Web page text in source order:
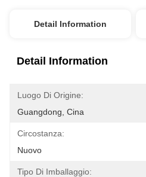
Detail Information
Detail Information
Luogo Di Origine:
Guangdong, Cina
Circostanza:
Nuovo
Tipo Di Imballaggio: